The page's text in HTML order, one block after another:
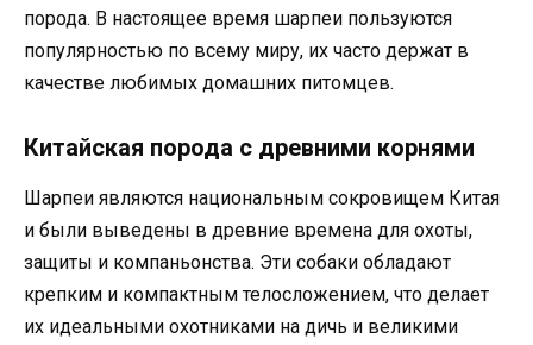
порода. В настоящее время шарпеи пользуются
популярностью по всему миру, их часто держат в
качестве любимых домашних питомцев.
Китайская порода с древними корнями
Шарпеи являются национальным сокровищем Китая
и были выведены в древние времена для охоты,
защиты и компаньонства. Эти собаки обладают
крепким и компактным телосложением, что делает
их идеальными охотниками на дичь и великими